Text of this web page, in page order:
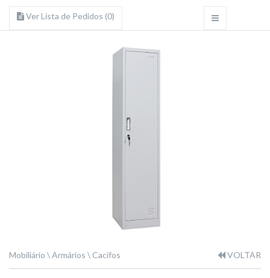
Ver Lista de Pedidos (0)
Mobiliário Armários Cacifos VOLTAR